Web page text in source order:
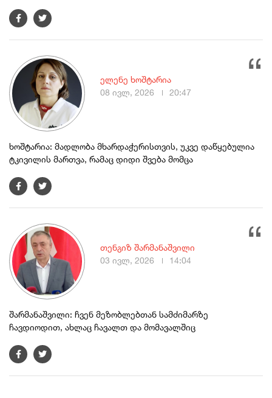
ხოშტარია: მადლობა მხარდაჭერისთვის, უკვე დაწყებულია
ტკივილის მართვა, რამაც დიდი შვება მომცა
ელენე ხოშტარია
08 ივლ, 2026
20:47
შარმანაშვილი: ჩვენ მეზობლებთან სამძიმარზე
ჩავდიოდით, ახლაც ჩავალთ და მომავალშიც
თენგიზ შარმანაშვილი
03 ივლ, 2026
14:04